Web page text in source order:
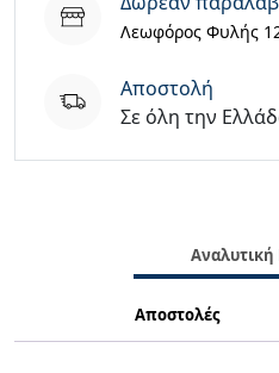
Λεωφόρος Φυλής
Aποστολή
Σε όλη την
Αποστολές